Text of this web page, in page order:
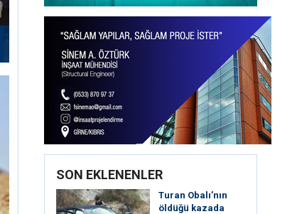
SON EKLENENLER
Turan Obalı’nın
öldüğü kazada